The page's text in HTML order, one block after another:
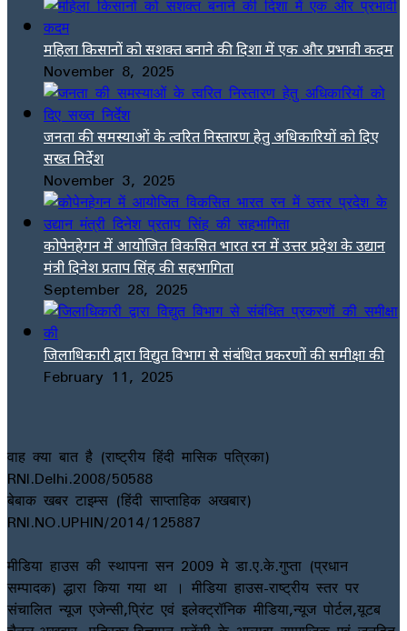
महिला किसानों को सशक्त बनाने की दिशा में एक और प्रभावी कदम
November 8, 2025
जनता की समस्याओं के त्वरित निस्तारण हेतु अधिकारियों को दिए
सख्त निर्देश
November 3, 2025
कोपेनहेगन में आयोजित विकसित भारत रन में उत्तर प्रदेश के उद्यान
मंत्री दिनेश प्रताप सिंह की सहभागिता
September 28, 2025
जिलाधिकारी द्वारा विद्युत विभाग से संबंधित प्रकरणों की समीक्षा की
February 11, 2025
वाह क्या बात है (राष्ट्रीय हिंदी मासिक पत्रिका)
RNI.Delhi.2008/50588
बेबाक खबर टाइम्स (हिंदी साप्ताहिक अखबार)
RNI.NO.UPHIN/2014/125887
मीडिया हाउस की स्थापना सन 2009 मे डा.ए.के.गुप्ता (प्रधान
सम्पादक) द्धारा किया गया था । मीडिया हाउस-राष्ट्रीय स्तर पर
संचालित न्यूज एजेन्सी,प्रिंट एवं इलेक्ट्रॉनिक मीडिया,न्यूज पोर्टल,यूटब